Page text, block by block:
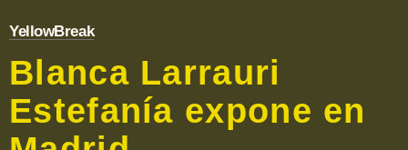
YellowBreak
Blanca Larrauri
Estefanía expone en